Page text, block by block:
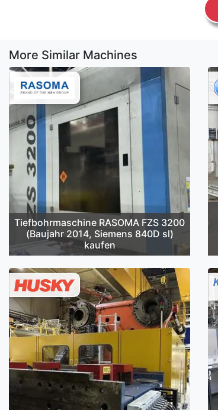
More Similar Machines
Tiefbohrmaschine RASOMA FZS 3200
(Baujahr 2014, Siemens 840D sl)
kaufen